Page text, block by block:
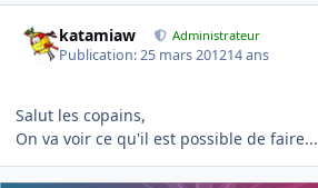
katamiaw Administrateur
Publication:25 mars 201214 ans
Salut les copains,
On va voir ce qu'il est possible de faire...